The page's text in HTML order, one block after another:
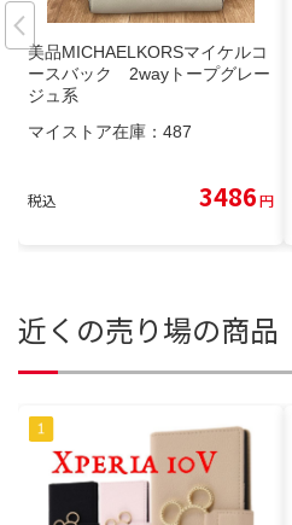
美品MICHAELKORSマイケルコ
ースバック 2wayトープグレー
ジュ系
マイストア在庫： 487
税込 3486円
近くの売り場の商品